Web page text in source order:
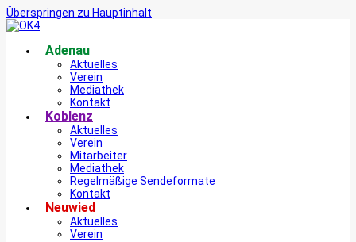
Überspringen zu Hauptinhalt
Adenau
Aktuelles
Verein
Mediathek
Kontakt
Koblenz
Aktuelles
Verein
Mitarbeiter
Mediathek
Regelmäßige Sendeformate
Kontakt
Neuwied
Aktuelles
Verein